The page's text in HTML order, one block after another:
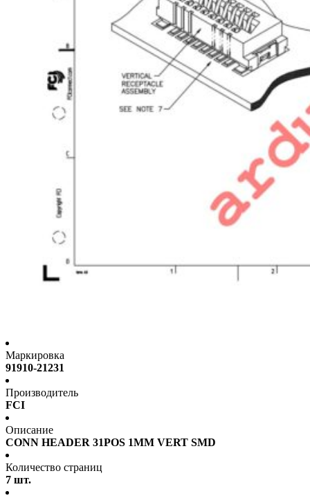
Маркировка
91910-21231
Производитель
FCI
Описание
CONN HEADER 31POS 1MM VERT SMD
Количество страниц
7 шт.